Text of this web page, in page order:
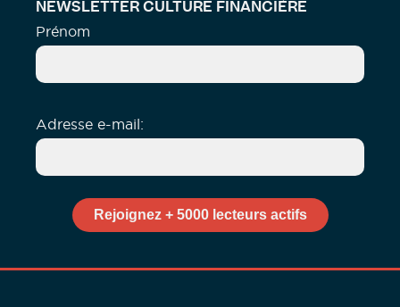
NEWSLETTER CULTURE FINANCIÈRE
Prénom
Adresse e-mail: